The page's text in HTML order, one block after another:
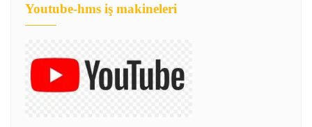
Youtube-hms iş makineleri